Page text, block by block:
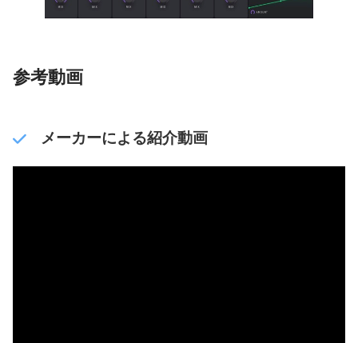
参考動画
メーカーによる紹介動画